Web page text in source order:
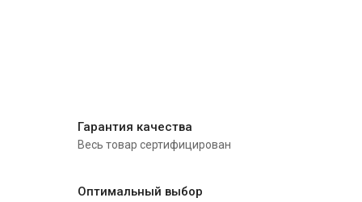
Гарантия качества
Весь товар сертифицирован
Оптимальный выбор